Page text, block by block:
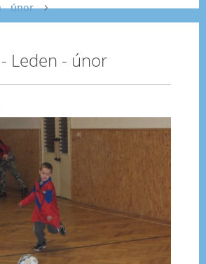
- únor
Leden - únor